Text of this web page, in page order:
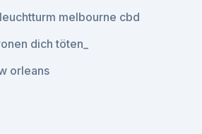
melbourne cbd
dich töten_
orleans